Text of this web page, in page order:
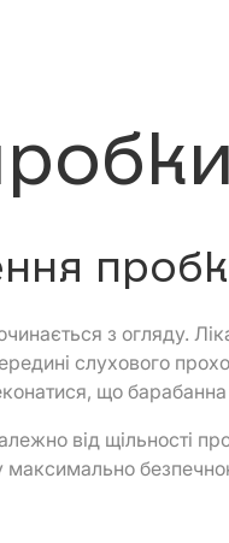
пробки
з огляду.
слухового
що
від щільності
максимально